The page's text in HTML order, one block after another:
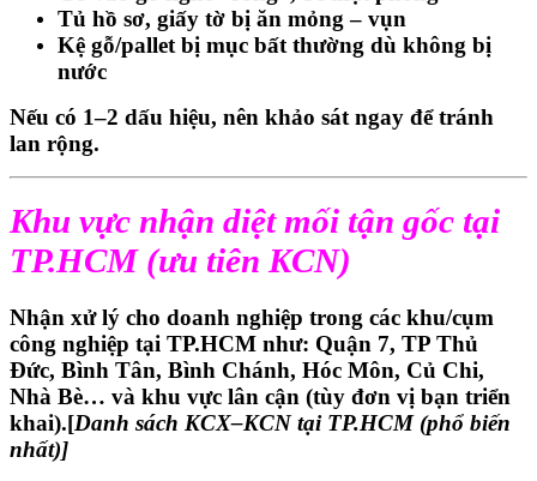
Tủ hồ sơ, giấy tờ bị ăn mỏng – vụn
Kệ gỗ/pallet bị mục bất thường dù không bị
nước
Nếu có 1–2 dấu hiệu, nên khảo sát ngay để tránh
lan rộng.
Khu vực nhận diệt mối tận gốc tại
TP.HCM (ưu tiên KCN)
Nhận xử lý cho doanh nghiệp trong các khu/cụm
công nghiệp tại TP.HCM như: Quận 7, TP Thủ
Đức, Bình Tân, Bình Chánh, Hóc Môn, Củ Chi,
Nhà Bè… và khu vực lân cận (tùy đơn vị bạn triển
khai).[Danh sách KCX–KCN tại TP.HCM (phổ biến
nhất)]